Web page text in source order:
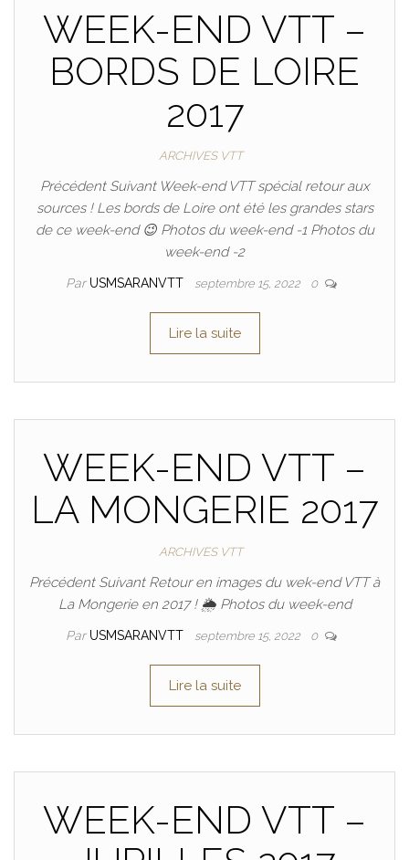
WEEK-END VTT –
BORDS DE LOIRE
2017
ARCHIVES VTT
Précédent Suivant Week-end VTT spécial retour aux
sources ! Les bords de Loire ont été les grandes stars
de ce week-end 😉 Photos du week-end -1 Photos du
week-end -2
Par USMSARANVTT septembre 15, 2022 0
Lire la suite
WEEK-END VTT –
LA MONGERIE 2017
ARCHIVES VTT
Précédent Suivant Retour en images du wek-end VTT à
La Mongerie en 2017 ! 🌦 Photos du week-end
Par USMSARANVTT septembre 15, 2022 0
Lire la suite
WEEK-END VTT –